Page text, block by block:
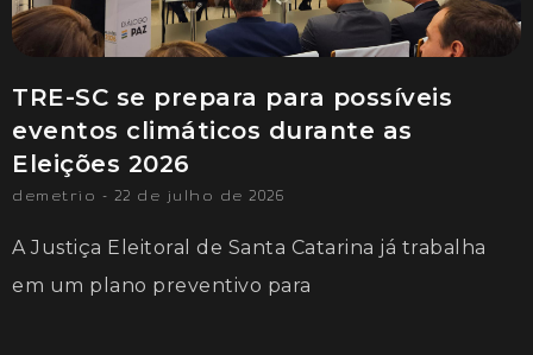
TRE-SC se prepara para possíveis
eventos climáticos durante as
Eleições 2026
demetrio 22 de julho de 2026
A Justiça Eleitoral de Santa Catarina já trabalha
em um plano preventivo para